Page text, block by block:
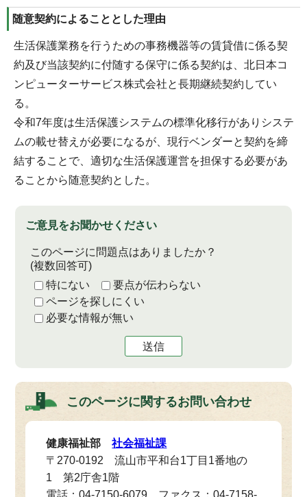
随意契約によることとした理由
生活保護業務を行うための事務機器等の賃貸借に係る契
約及び当該契約に付随する保守に係る契約は、北日本コ
ンピューターサービス株式会社と長期継続契約してい
る。
令和7年度は生活保護システムの標準化移行がありシステ
ムの載せ替えが必要になるが、現行ベンダーと契約を締
結することで、適切な生活保護運営を担保する必要があ
ることから随意契約とした。
ご意見をお聞かせください
このページに問題点はありましたか？
(複数回答可)
特にない
要点が伝わらない
ページを探しにくい
必要な情報が無い
送信
このページに関するお問い合わせ
健康福祉部社会福祉課
〒270-0192 流山市平和台1丁目1番地の
1 第2庁舎1階